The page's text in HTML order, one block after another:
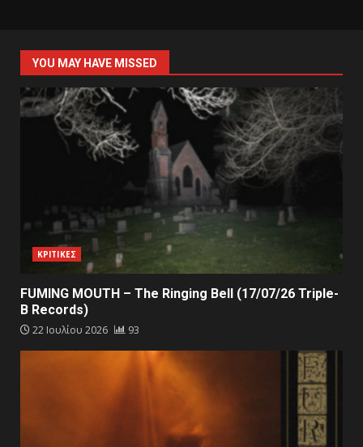
YOU MAY HAVE MISSED
ΚΡΙΤΙΚΕΣ
FUMING MOUTH – The Ringing Bell (17/07/26 Triple-
B Records)
22 Ιουλίου 2026 93